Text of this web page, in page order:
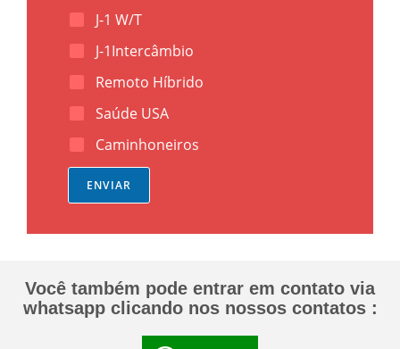
J-1 W/T
J-1Intercâmbio
Remoto Híbrido
Saúde USA
Caminhoneiros
ENVIAR
Você também pode entrar em contato via
whatsapp clicando nos nossos contatos :